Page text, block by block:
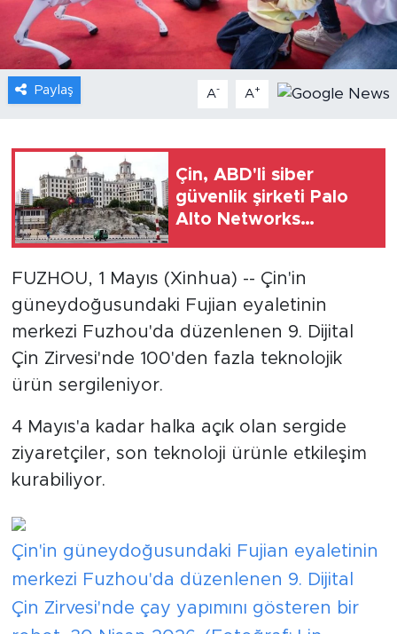
Paylaş A- A+
Çin, ABD'li siber
güvenlik şirketi Palo
Alto Networks
FUZHOU, 1 Mayıs (Xinhua) -- Çin'in
güneydoğusundaki Fujian eyaletinin
merkezi Fuzhou'da düzenlenen 9. Dijital
Çin Zirvesi'nde 100'den fazla teknolojik
ürün sergileniyor.
4 Mayıs'a kadar halka açık olan sergide
ziyaretçiler, son teknoloji ürünle etkileşim
kurabiliyor.
Çin'in güneydoğusundaki Fujian eyaletinin
merkezi Fuzhou'da düzenlenen 9. Dijital
Çin Zirvesi'nde çay yapımını gösteren bir
Video
Sağlık
Xinhua
Xinhua Türkiye
Seyahat